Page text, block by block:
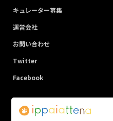
キュレーター募集
運営会社
お問い合わせ
Twitter
Facebook